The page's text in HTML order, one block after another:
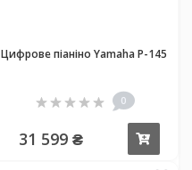
Цифрове піаніно Yamaha P-145
0
31 599 ₴